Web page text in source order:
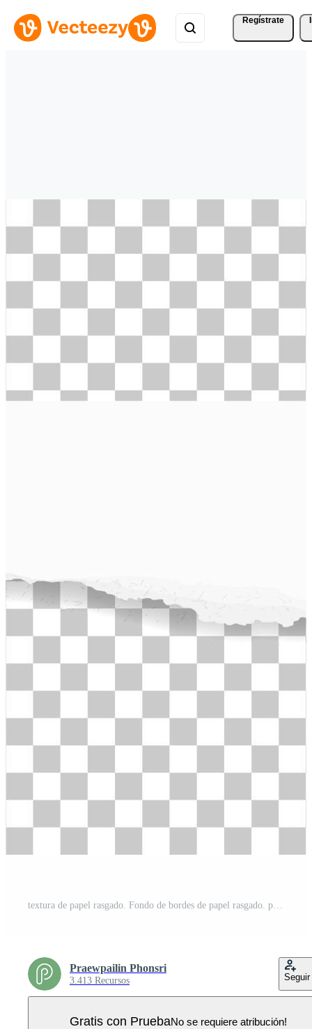
Regístrate
textura de papel rasgado. Fondo de bordes de papel rasgado. papel blanco para el fondo de la etiqueta de banner. vector. Vector Pro
Praewpailin Phonsri
3.413 Recursos Seguir
Gratis con PruebaNo se requiere atribución!